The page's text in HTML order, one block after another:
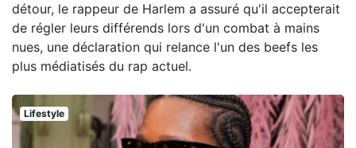
détour, le rappeur de Harlem a assuré qu'il accepterait
de régler leurs différends lors d'un combat à mains
nues, une déclaration qui relance l'un des beefs les
plus médiatisés du rap actuel.
Lifestyle